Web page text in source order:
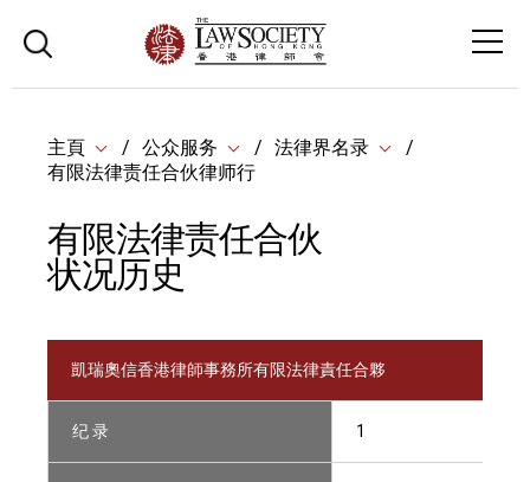
主頁 公众服务
法律界名录
有限法律责任合伙律师行
有限法律责任合伙
状况历史
凱瑞奧信香港律師事務所有限法律責任合夥
纪 录 1